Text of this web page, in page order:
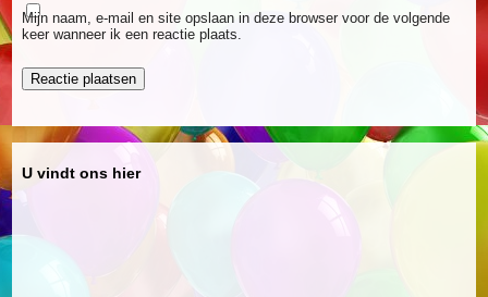
Mijn naam, e-mail en site opslaan in deze browser voor de volgende
keer wanneer ik een reactie plaats.
U vindt ons hier